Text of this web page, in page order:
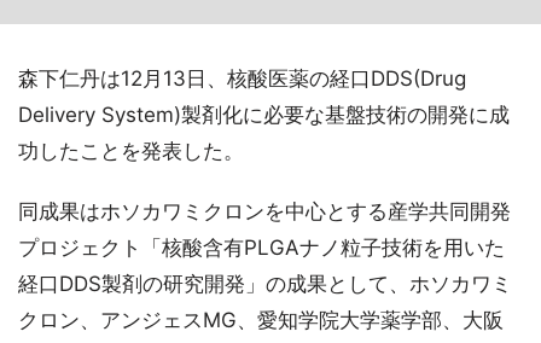
森下仁丹は12月13日、核酸医薬の経口DDS(Drug
Delivery System)製剤化に必要な基盤技術の開発に成
功したことを発表した。
同成果はホソカワミクロンを中心とする産学共同開発
プロジェクト「核酸含有PLGAナノ粒子技術を用いた
経口DDS製剤の研究開発」の成果として、ホソカワミ
クロン、アンジェスMG、愛知学院大学薬学部、大阪